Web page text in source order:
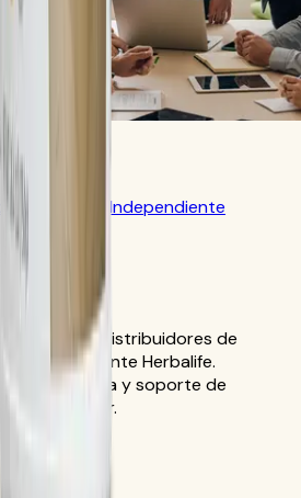
Distribuidor Independiente
clientes y distribuidores de
Independiente Herbalife.
y soporte de
de bienestar.